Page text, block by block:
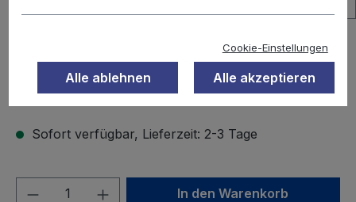
(9.04% gespart)
4 kg
Preise inkl. MwSt. zzgl. Versandkosten
Sofort verfügbar, Lieferzeit: 2-3 Tage
Produkt Anzahl: Gib denIn den Warenkorb
Cookie-Einstellungen
Alle ablehnen Alle akzeptieren